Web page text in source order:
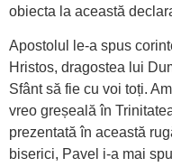
obiecta la această
Apostolul le-a spus
Hristos, dragostea lui
Sfânt să fie cu voi toți.
vreo greșeală în
prezentată în această
biserici, Pavel i-a mai